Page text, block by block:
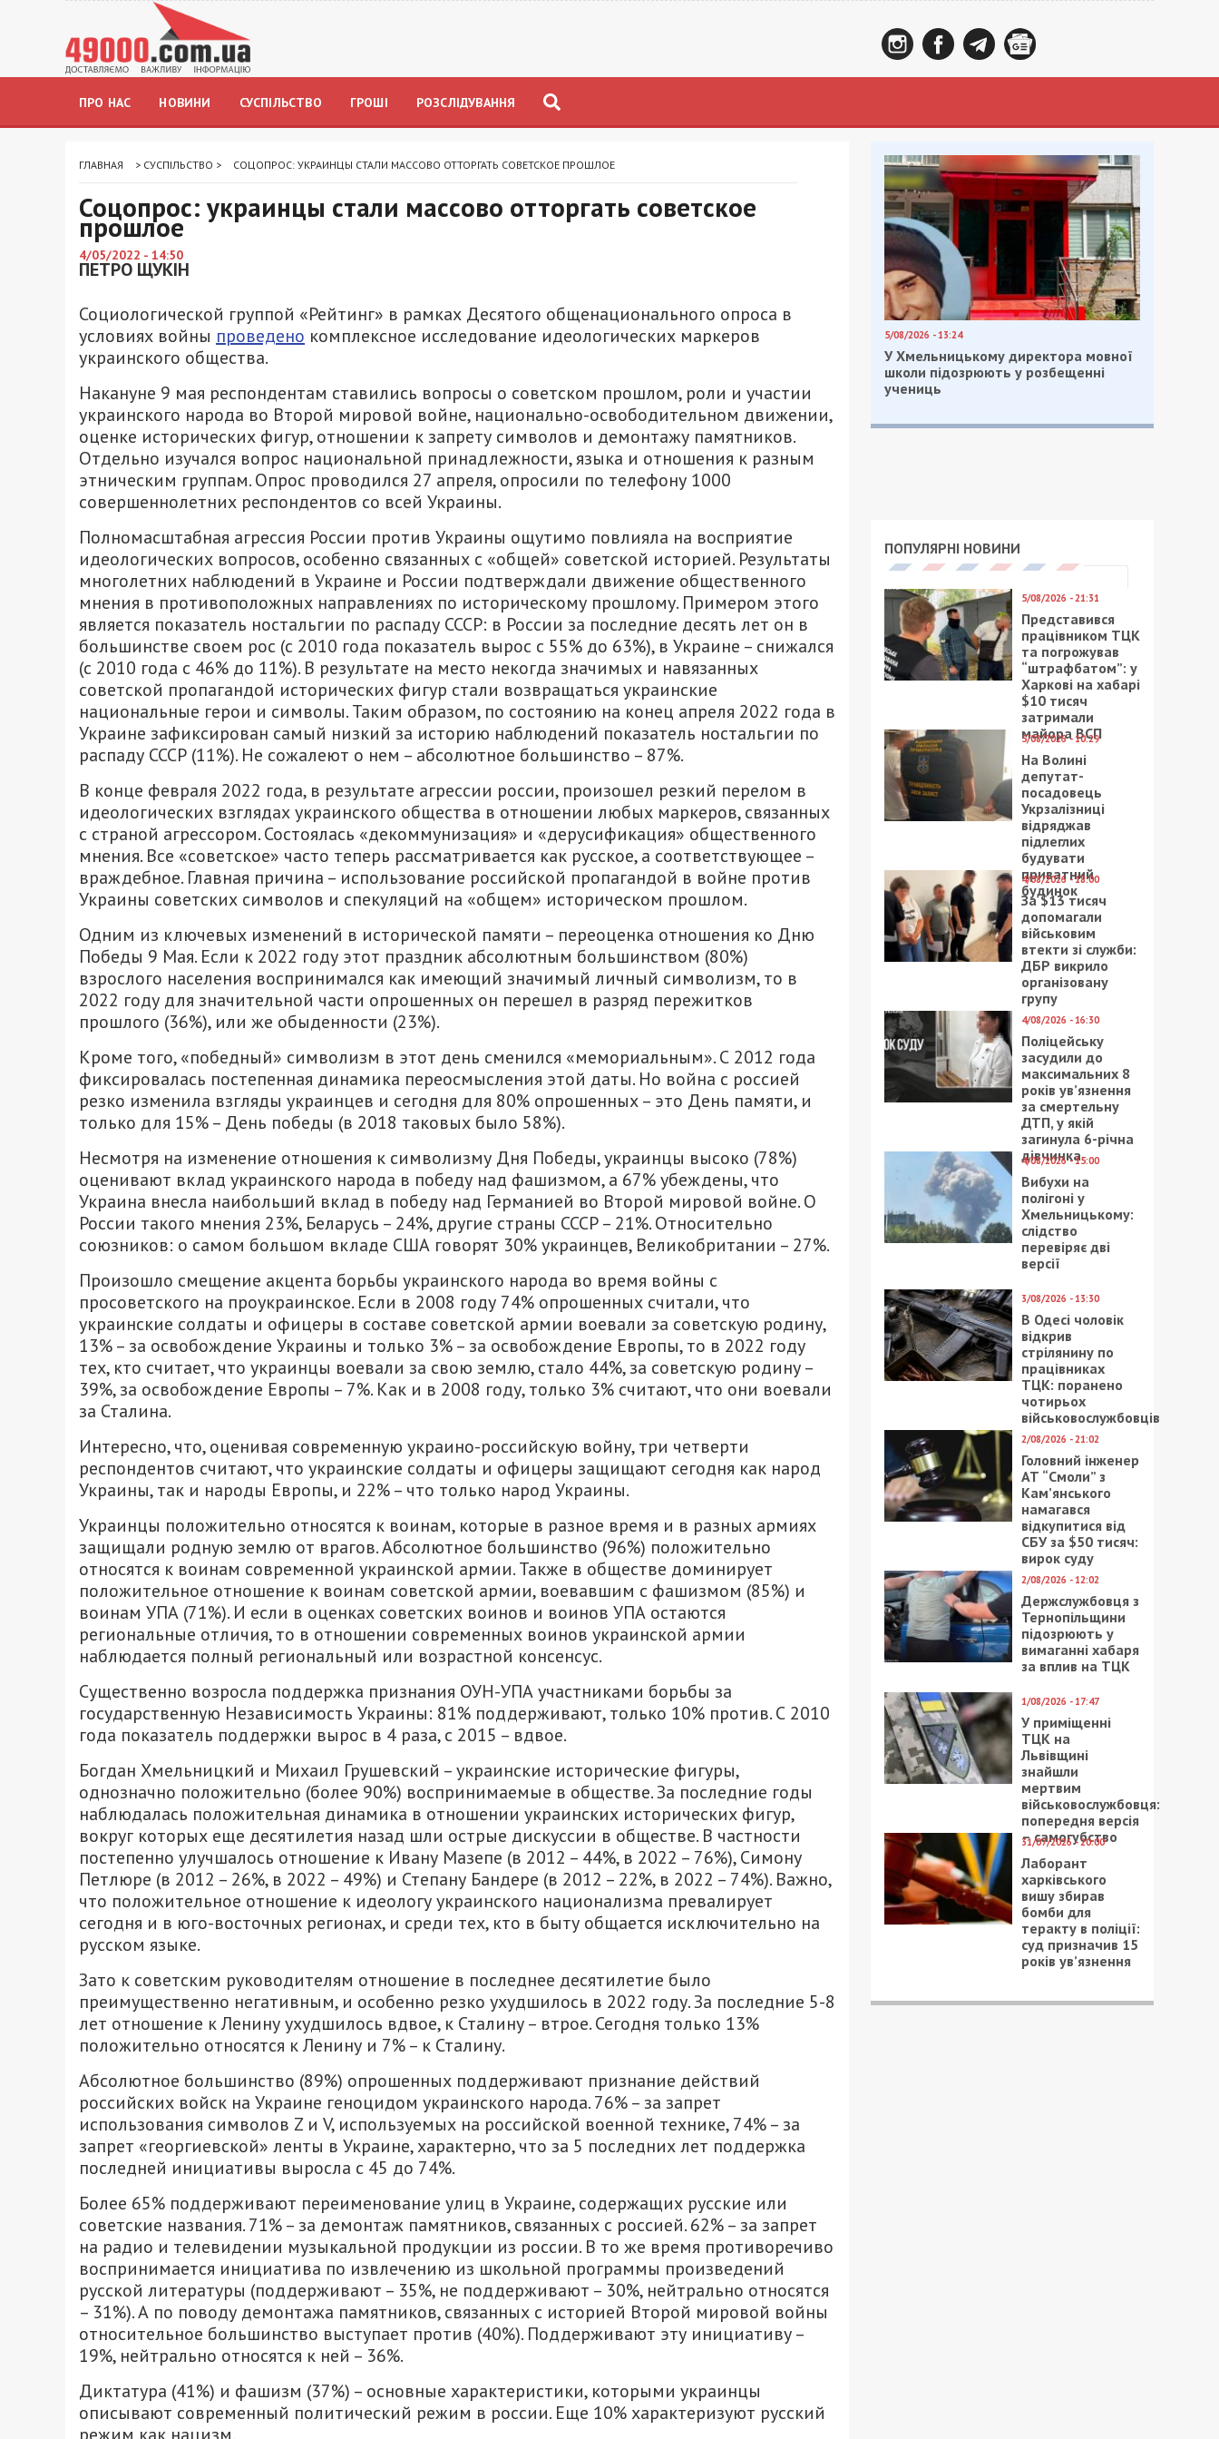
ПРО НАС НОВИНИ СУСПІЛЬСТВО ГРОШІ РОЗСЛІДУВАННЯ
ГЛАВНАЯ > СУСПІЛЬСТВО > СОЦОПРОС: УКРАИНЦЫ СТАЛИ МАССОВО ОТТОРГАТЬ СОВЕТСКОЕ ПРОШЛОЕ
Соцопрос: украинцы стали массово отторгать советское
прошлое
4/05/2022 - 14:50
ПЕТРО ЩУКІН
Социологической группой «Рейтинг» в рамках Десятого общенационального опроса в
условиях войны проведено комплексное исследование идеологических маркеров
украинского общества.
Накануне 9 мая респондентам ставились вопросы о советском прошлом, роли и участии
украинского народа во Второй мировой войне, национально-освободительном движении,
оценке исторических фигур, отношении к запрету символов и демонтажу памятников.
Отдельно изучался вопрос национальной принадлежности, языка и отношения к разным
этническим группам. Опрос проводился 27 апреля, опросили по телефону 1000
совершеннолетних респондентов со всей Украины.
Полномасштабная агрессия России против Украины ощутимо повлияла на восприятие
идеологических вопросов, особенно связанных с «общей» советской историей. Результаты
многолетних наблюдений в Украине и России подтверждали движение общественного
мнения в противоположных направлениях по историческому прошлому. Примером этого
является показатель ностальгии по распаду СССР: в России за последние десять лет он в
большинстве своем рос (с 2010 года показатель вырос с 55% до 63%), в Украине – снижался
(с 2010 года с 46% до 11%). В результате на место некогда значимых и навязанных
советской пропагандой исторических фигур стали возвращаться украинские
национальные герои и символы. Таким образом, по состоянию на конец апреля 2022 года в
Украине зафиксирован самый низкий за историю наблюдений показатель ностальгии по
распаду СССР (11%). Не сожалеют о нем – абсолютное большинство – 87%.
В конце февраля 2022 года, в результате агрессии россии, произошел резкий перелом в
идеологических взглядах украинского общества в отношении любых маркеров, связанных
с страной агрессором. Состоялась «декоммунизация» и «дерусификация» общественного
мнения. Все «советское» часто теперь рассматривается как русское, а соответствующее –
враждебное. Главная причина – использование российской пропагандой в войне против
Украины советских символов и спекуляций на «общем» историческом прошлом.
Одним из ключевых изменений в исторической памяти – переоценка отношения ко Дню
Победы 9 Мая. Если к 2022 году этот праздник абсолютным большинством (80%)
взрослого населения воспринимался как имеющий значимый личный символизм, то в
2022 году для значительной части опрошенных он перешел в разряд пережитков
прошлого (36%), или же обыденности (23%).
Кроме того, «победный» символизм в этот день сменился «мемориальным». С 2012 года
фиксировалась постепенная динамика переосмысления этой даты. Но война с россией
резко изменила взгляды украинцев и сегодня для 80% опрошенных – это День памяти, и
только для 15% – День победы (в 2018 таковых было 58%).
Несмотря на изменение отношения к символизму Дня Победы, украинцы высоко (78%)
оценивают вклад украинского народа в победу над фашизмом, а 67% убеждены, что
Украина внесла наибольший вклад в победу над Германией во Второй мировой войне. О
России такого мнения 23%, Беларусь – 24%, другие страны СССР – 21%. Относительно
союзников: о самом большом вкладе США говорят 30% украинцев, Великобритании – 27%.
Произошло смещение акцента борьбы украинского народа во время войны с
просоветского на проукраинское. Если в 2008 году 74% опрошенных считали, что
украинские солдаты и офицеры в составе советской армии воевали за советскую родину,
13% – за освобождение Украины и только 3% – за освобождение Европы, то в 2022 году
тех, кто считает, что украинцы воевали за свою землю, стало 44%, за советскую родину –
39%, за освобождение Европы – 7%. Как и в 2008 году, только 3% считают, что они воевали
за Сталина.
Интересно, что, оценивая современную украино-российскую войну, три четверти
респондентов считают, что украинские солдаты и офицеры защищают сегодня как народ
Украины, так и народы Европы, и 22% – что только народ Украины.
Украинцы положительно относятся к воинам, которые в разное время и в разных армиях
защищали родную землю от врагов. Абсолютное большинство (96%) положительно
относятся к воинам современной украинской армии. Также в обществе доминирует
положительное отношение к воинам советской армии, воевавшим с фашизмом (85%) и
воинам УПА (71%). И если в оценках советских воинов и воинов УПА остаются
региональные отличия, то в отношении современных воинов украинской армии
наблюдается полный региональный или возрастной консенсус.
Существенно возросла поддержка признания ОУН-УПА участниками борьбы за
государственную Независимость Украины: 81% поддерживают, только 10% против. С 2010
года показатель поддержки вырос в 4 раза, с 2015 – вдвое.
Богдан Хмельницкий и Михаил Грушевский – украинские исторические фигуры,
однозначно положительно (более 90%) воспринимаемые в обществе. За последние годы
наблюдалась положительная динамика в отношении украинских исторических фигур,
вокруг которых еще десятилетия назад шли острые дискуссии в обществе. В частности
постепенно улучшалось отношение к Ивану Мазепе (в 2012 – 44%, в 2022 – 76%), Симону
Петлюре (в 2012 – 26%, в 2022 – 49%) и Степану Бандере (в 2012 – 22%, в 2022 – 74%). Важно,
что положительное отношение к идеологу украинского национализма превалирует
сегодня и в юго-восточных регионах, и среди тех, кто в быту общается исключительно на
русском языке.
Зато к советским руководителям отношение в последнее десятилетие было
преимущественно негативным, и особенно резко ухудшилось в 2022 году. За последние 5-8
лет отношение к Ленину ухудшилось вдвое, к Сталину – втрое. Сегодня только 13%
положительно относятся к Ленину и 7% – к Сталину.
Абсолютное большинство (89%) опрошенных поддерживают признание действий
российских войск на Украине геноцидом украинского народа. 76% – за запрет
использования символов Z и V, используемых на российской военной технике, 74% – за
запрет «георгиевской» ленты в Украине, характерно, что за 5 последних лет поддержка
последней инициативы выросла с 45 до 74%.
Более 65% поддерживают переименование улиц в Украине, содержащих русские или
советские названия. 71% – за демонтаж памятников, связанных с россией. 62% – за запрет
на радио и телевидении музыкальной продукции из россии. В то же время противоречиво
воспринимается инициатива по извлечению из школьной программы произведений
русской литературы (поддерживают – 35%, не поддерживают – 30%, нейтрально относятся
– 31%). А по поводу демонтажа памятников, связанных с историей Второй мировой войны
относительное большинство выступает против (40%). Поддерживают эту инициативу –
19%, нейтрально относятся к ней – 36%.
Диктатура (41%) и фашизм (37%) – основные характеристики, которыми украинцы
описывают современный политический режим в россии. Еще 10% характеризуют русский
5/08/2026 - 13:24
У Хмельницькому директора мовної
школи підозрюють у розбещенні
учениць
ПОПУЛЯРНІ НОВИНИ
5/08/2026 - 21:31
Представився
працівником ТЦК
та погрожував
“штрафбатом”: у
Харкові на хабарі
$10 тисяч
затримали
майора ВСП
5/08/2026 - 10:29
На Волині
депутат-
посадовець
Укрзалізниці
відряджав
підлеглих
будувати
приватний
будинок
4/08/2026 - 18:00
За $13 тисяч
допомагали
військовим
втекти зі служби:
ДБР викрило
організовану
групу
4/08/2026 - 16:30
Поліцейську
засудили до
максимальних 8
років ув’язнення
за смертельну
ДТП, у якій
загинула 6-річна
дівчинка
4/08/2026 - 15:00
Вибухи на
полігоні у
Хмельницькому:
слідство
перевіряє дві
версії
3/08/2026 - 13:30
В Одесі чоловік
відкрив
стрілянину по
працівниках
ТЦК: поранено
чотирьох
військовослужбовців
2/08/2026 - 21:02
Головний інженер
АТ “Смоли” з
Кам’янського
намагався
відкупитися від
СБУ за $50 тисяч:
вирок суду
2/08/2026 - 12:02
Держслужбовця з
Тернопільщини
підозрюють у
вимаганні хабаря
за вплив на ТЦК
1/08/2026 - 17:47
У приміщенні
ТЦК на
Львівщині
знайшли
мертвим
військовослужбовця:
попередня версія
– самогубство
31/07/2026 - 20:00
Лаборант
харківського
вишу збирав
бомби для
теракту в поліції:
суд призначив 15
років ув’язнення